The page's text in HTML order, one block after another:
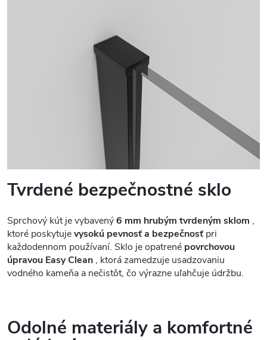
Tvrdené bezpečnostné sklo
Sprchový kút je vybavený6 mm hrubým tvrdeným sklom ,
ktoré poskytujevysokú pevnosť a bezpečnosť pri
každodennom používaní. Sklo je opatrené povrchovou
úpravou Easy Clean , ktorá zamedzuje usadzovaniu
vodného kameňa a nečistôt, čo výrazne uľahčuje údržbu.
Odolné materiály a komfortné